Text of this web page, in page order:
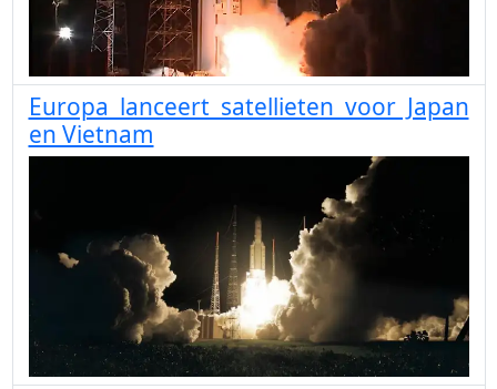
Europa lanceert satellieten voor Japan
en Vietnam